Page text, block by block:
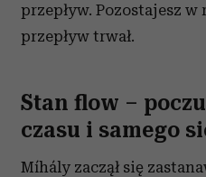
przepływ. Pozostajesz
przepływ trwał.
Stan flow –
czasu i samego
Míhály zaczął się